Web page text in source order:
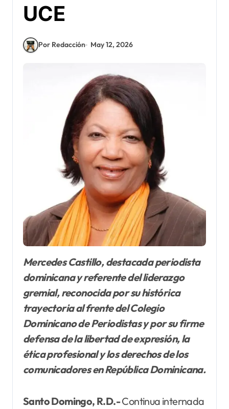
UCE
Por Redacción May 12, 2026
Mercedes Castillo, destacada periodista
dominicana y referente del liderazgo
gremial, reconocida por su histórica
trayectoria al frente del Colegio
Dominicano de Periodistas y por su firme
defensa de la libertad de expresión, la
ética profesional y los derechos de los
comunicadores en República Dominicana.
Santo Domingo, R.D.-Continua internada